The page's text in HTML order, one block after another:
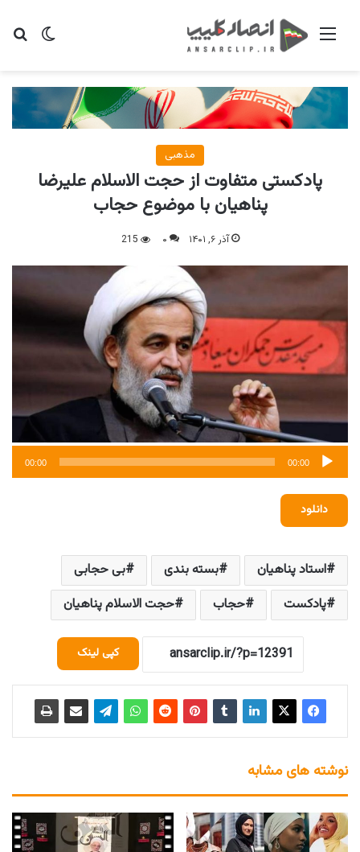
تغییر منو
مذهبی
پادکستی متفاوت از حجت الاسلام علیرضا
پناهیان با موضوع حجاب
آذر ۶, ۱۴۰۱ ۰ 215
00:00
00:00
دانلود
استاد پناهیان بسته بندی
بی حجابی
پادکست
حجاب حجت الاسلام پناهیان
کپی لینک
نوشته های مشابه